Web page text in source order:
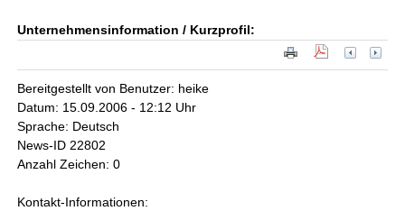
Unternehmensinformation / Kurzprofil:
Bereitgestellt von Benutzer: heike
Datum: 15.09.2006 - 12:12 Uhr
Sprache: Deutsch
News-ID 22802
Anzahl Zeichen: 0
Kontakt-Informationen: